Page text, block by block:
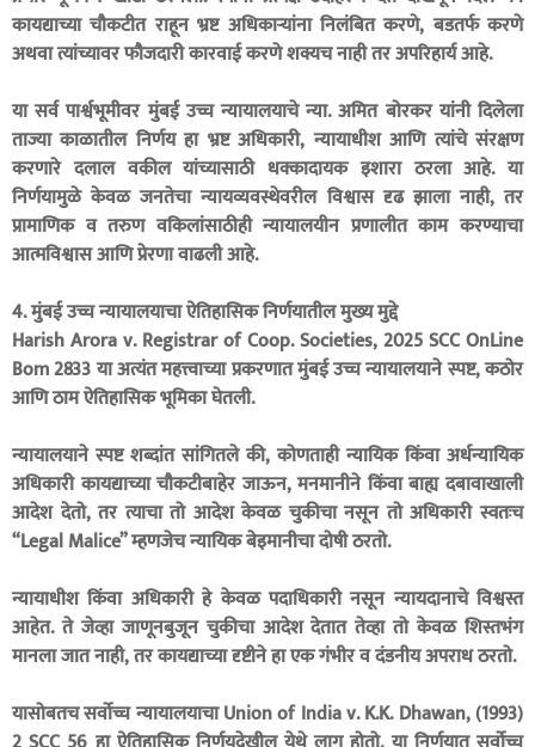
कायद्याच्या चौकटीत राहून भ्रष्ट अधिकार्‍यांना निलंबित करणे, बडतर्फ करणे
अथवा त्यांच्यावर फौजदारी कारवाई करणे शक्यच नाही तर अपरिहार्य आहे.
या सर्व पार्श्वभूमीवर मुंबई उच्च न्यायालयाचे न्या. अमित बोरकर यांनी दिलेला
ताज्या काळातील निर्णय हा भ्रष्ट अधिकारी, न्यायाधीश आणि त्यांचे संरक्षण
करणारे दलाल वकील यांच्यासाठी धक्कादायक इशारा ठरला आहे. या
निर्णयामुळे केवळ जनतेचा न्यायव्यवस्थेवरील विश्वास दृढ झाला नाही, तर
प्रामाणिक व तरुण वकिलांसाठीही न्यायालयीन प्रणालीत काम करण्याचा
आत्मविश्वास आणि प्रेरणा वाढली आहे.
4. मुंबई उच्च न्यायालयाचा ऐतिहासिक निर्णयातील मुख्य मुद्दे
Harish Arora v. Registrar of Coop. Societies, 2025 SCC OnLine
Bom 2833 या अत्यंत महत्त्वाच्या प्रकरणात मुंबई उच्च न्यायालयाने स्पष्ट, कठोर
आणि ठाम ऐतिहासिक भूमिका घेतली.
न्यायालयाने स्पष्ट शब्दांत सांगितले की, कोणताही न्यायिक किंवा अर्धन्यायिक
अधिकारी कायद्याच्या चौकटीबाहेर जाऊन, मनमानीने किंवा बाह्य दबावाखाली
आदेश देतो, तर त्याचा तो आदेश केवळ चुकीचा नसून तो अधिकारी स्वतःच
“Legal Malice” म्हणजेच न्यायिक बेइमानीचा दोषी ठरतो.
न्यायाधीश किंवा अधिकारी हे केवळ पदाधिकारी नसून न्यायदानाचे विश्वस्त
आहेत. ते जेव्हा जाणूनबुजून चुकीचा आदेश देतात तेव्हा तो केवळ शिस्तभंग
मानला जात नाही, तर कायद्याच्या दृष्टीने हा एक गंभीर व दंडनीय अपराध ठरतो.
यासोबतच सर्वोच्च न्यायालयाचा Union of India v. K.K. Dhawan, (1993)